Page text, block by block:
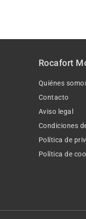
Rocafort
Quiénes
Contacto
Aviso legal
Condiciones
Política de
Política de